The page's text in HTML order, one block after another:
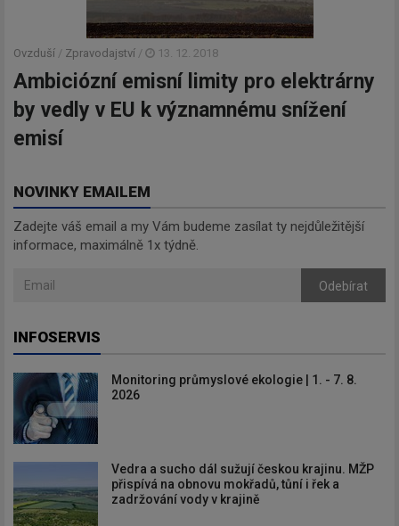
Ovzduší / Zpravodajství / 13. 12. 2018
Ambiciózní emisní limity pro elektrárny
by vedly v EU k významnému snížení
emisí
NOVINKY EMAILEM
Zadejte váš email a my Vám budeme zasílat ty nejdůležitější
informace, maximálně 1x týdně.
Odebírat
INFOSERVIS
Monitoring průmyslové ekologie | 1. - 7. 8.
2026
Vedra a sucho dál sužují českou krajinu. MŽP
přispívá na obnovu mokřadů, tůní i řek a
zadržování vody v krajině